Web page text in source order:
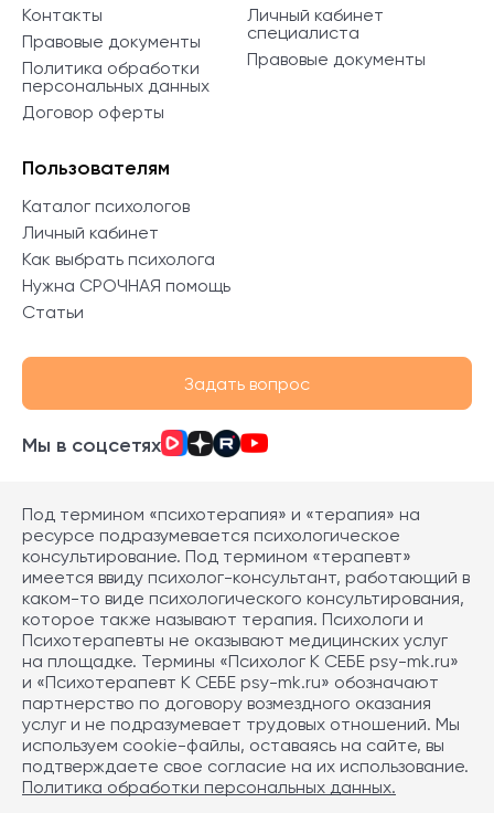
Контакты
Правовые документы
Политика обработки
персональных данных
Договор оферты
Личный кабинет
специалиста
Правовые документы
Пользователям
Каталог психологов
Личный кабинет
Как выбрать психолога
Нужна СРОЧНАЯ помощь
Статьи
Задать вопрос
Мы в соцсетях
Под термином «психотерапия» и «терапия» на
ресурсе подразумевается психологическое
консультирование. Под термином «терапевт»
имеется ввиду психолог-консультант, работающий в
каком-то виде психологического консультирования,
которое также называют терапия. Психологи и
Психотерапевты не оказывают медицинских услуг
на площадке. Термины «Психолог К СЕБЕ psy-mk.ru»
и «Психотерапевт К СЕБЕ psy-mk.ru» обозначают
партнерство по договору возмездного оказания
услуг и не подразумевает трудовых отношений. Мы
используем cookie-файлы, оставаясь на сайте, вы
подтверждаете свое согласие на их использование.
Политика обработки персональных данных.